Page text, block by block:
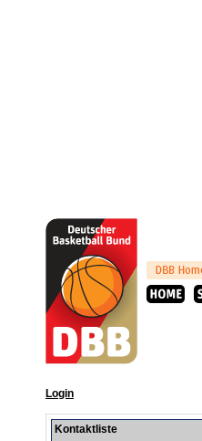
Login
Kontaktliste